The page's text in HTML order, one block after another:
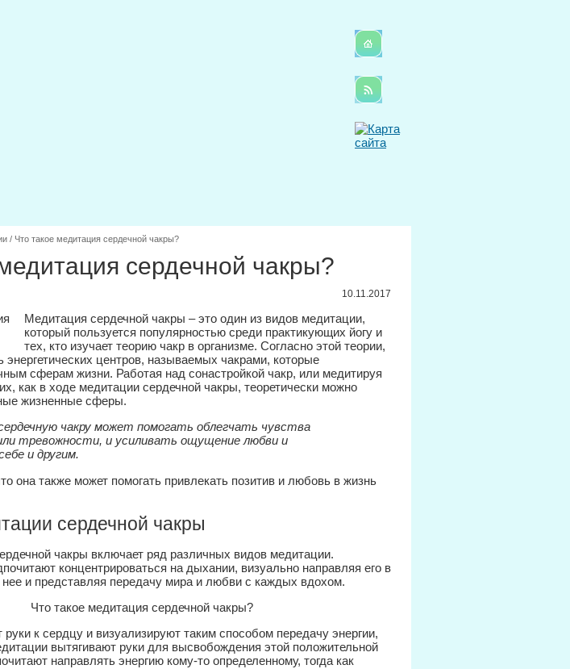
/ Что такое медитация сердечной чакры?
сердечной чакры?
10.11.2017
Медитация сердечной чакры – это один из видов медитации,
который пользуется популярностью среди практикующих йогу и
тех, кто изучает теорию чакр в организме. Согласно этой теории,
энергетических центров, называемых чакрами, которые
сферам жизни. Работая над сонастройкой чакр, или медитируя
как в ходе медитации сердечной чакры, теоретически можно
жизненные сферы.
чакру может помогать облегчать чувства
тревожности, и усиливать ощущение любви и
и другим.
она также может помогать привлекать позитив и любовь в жизнь
сердечной чакры
чакры включает ряд различных видов медитации.
концентрироваться на дыхании, визуально направляя его в
нее и представляя передачу мира и любви с каждых вдохом.
к сердцу и визуализируют таким способом передачу энергии,
вытягивают руки для высвобождения этой положительной
направлять энергию кому-то определенному, тогда как